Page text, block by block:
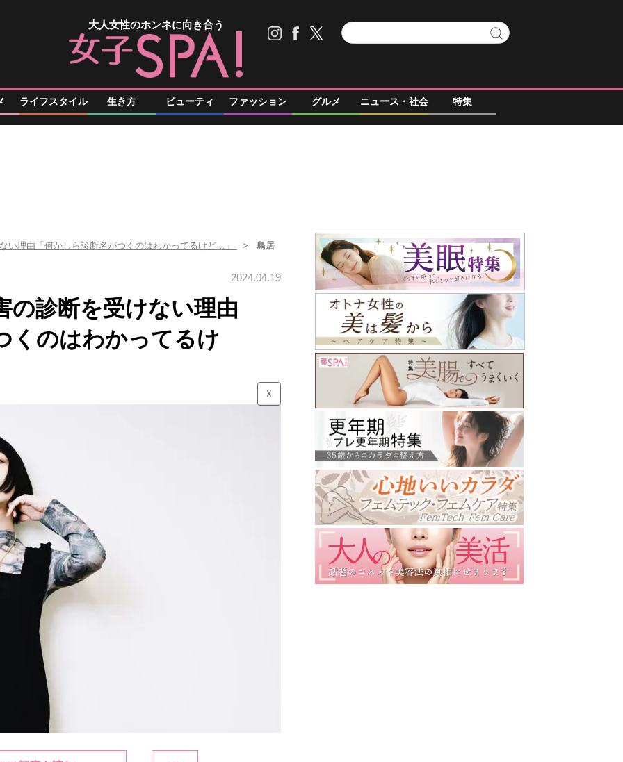
大人女性のホンネに向き合う
ライフスタイル 生き方 ビューティ ファッション グルメ ニュース・社会 特集
い理由「何かしら診断名がつくのはわかってるけど…」 鳥居
2024.04.19
の診断を受けない理由
くのはわかってるけ
☓